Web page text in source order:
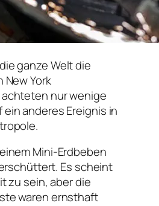
ganze Welt die
New York
nur wenige
anderes Ereignis in
Mini-Erdbeben
Es scheint
zu sein, aber die
waren ernsthaft